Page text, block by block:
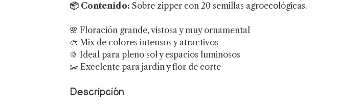
📦 Contenido: Sobre zipper con 20 semillas agroecológicas.
🌸 Floración grande, vistosa y muy ornamental
🎨 Mix de colores intensos y atractivos
🌞 Ideal para pleno sol y espacios luminosos
✂️ Excelente para jardín y flor de corte
Descripción